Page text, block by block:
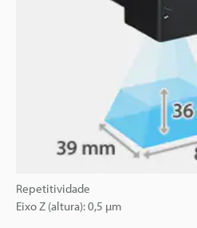
Repetitividade
Eixo Z (altura): 0,5 µm